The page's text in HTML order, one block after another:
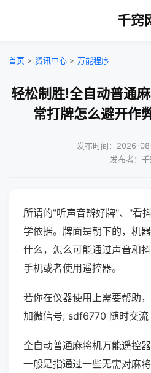
千窍
首页 > 资讯中心 > 万能程序
轻松制胜!全自动普通
常打牌怎么避开作
发布时间：2026-
发布者：
所谓的"听声音辨好牌"、"看
学依据。牌面是朝下的，机
什么，怎么可能通过声音和
手机或者使用遥控器。
若你在仪器使用上需要帮助
加微信号; sdf6770 随时交流
全自动普通麻将机万能遥控
一般是指通过一些无需对麻